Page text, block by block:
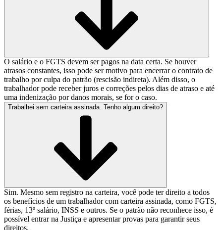
O salário e o FGTS devem ser pagos na data certa. Se houver
atrasos constantes, isso pode ser motivo para encerrar o contrato de
trabalho por culpa do patrão (rescisão indireta). Além disso, o
trabalhador pode receber juros e correções pelos dias de atraso e até
uma indenização por danos morais, se for o caso.
Trabalhei sem carteira assinada. Tenho algum direito?
Sim. Mesmo sem registro na carteira, você pode ter direito a todos
os benefícios de um trabalhador com carteira assinada, como FGTS,
férias, 13º salário, INSS e outros. Se o patrão não reconhece isso, é
possível entrar na Justiça e apresentar provas para garantir seus
direitos.